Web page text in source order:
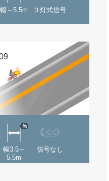
幅～5.5m ３灯式信号
幅3.5～
5.5m
他
信号なし